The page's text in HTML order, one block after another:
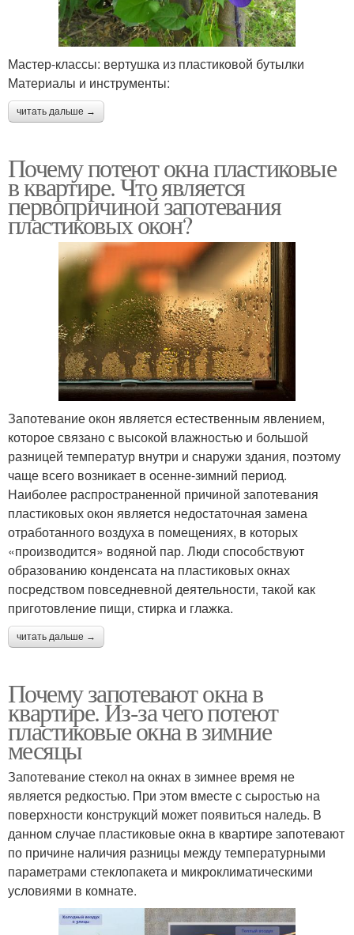
Мастер-классы: вертушка из пластиковой бутылки
Материалы и инструменты:
читать дальше →
Почему потеют окна пластиковые
в квартире. Что является
первопричиной запотевания
пластиковых окон?
Запотевание окон является естественным явлением,
которое связано с высокой влажностью и большой
разницей температур внутри и снаружи здания, поэтому
чаще всего возникает в осенне-зимний период.
Наиболее распространенной причиной запотевания
пластиковых окон является недостаточная замена
отработанного воздуха в помещениях, в которых
«производится» водяной пар. Люди способствуют
образованию конденсата на пластиковых окнах
посредством повседневной деятельности, такой как
приготовление пищи, стирка и глажка.
читать дальше →
Почему запотевают окна в
квартире. Из-за чего потеют
пластиковые окна в зимние
месяцы
Запотевание стекол на окнах в зимнее время не
является редкостью. При этом вместе с сыростью на
поверхности конструкций может появиться наледь. В
данном случае пластиковые окна в квартире запотевают
по причине наличия разницы между температурными
параметрами стеклопакета и микроклиматическими
условиями в комнате.